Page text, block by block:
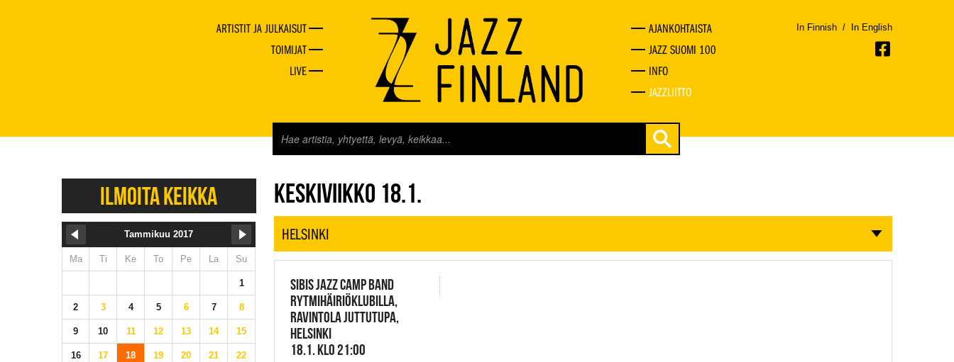
ARTISTIT JA JULKAISUT
TOIMIJAT
LIVE
AJANKOHTAISTA
JAZZ SUOMI 100
INFO
JAZZLIITTO
In Finnish / In English
ILMOITA KEIKKA
Tammikuu 2017
Ma Ti Ke To Pe La Su
1
2 3 4 5 6 7 8
9 10 11 12 13 14 15
16 17 18 19 20 21 22
JAZZ FINLAND LIVE
KESKIVIIKKO 18.1.
HELSINKI
SIBIS JAZZ CAMP BAND
RYTMIHÄIRIÖKLUBILLA,
RAVINTOLA JUTTUTUPA,
HELSINKI
18.1. KLO 21:00